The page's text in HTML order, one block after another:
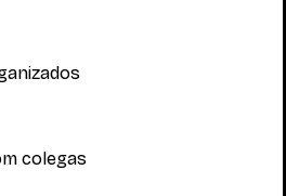
materiais
para ver os materiais dessa
colegas